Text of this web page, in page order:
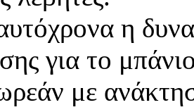
η
για το
με